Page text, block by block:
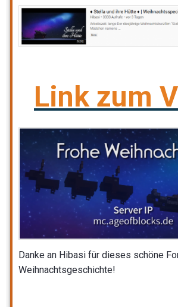
Link zum
Danke an Hibasi für dieses schöne
Weihnachtsgeschichte!